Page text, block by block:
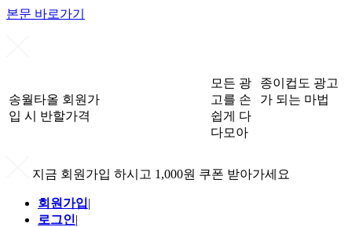
본문 바로가기
송월타올 회원가
입 시 반할가격
모든 광
고를 손
쉽게 다
다모아
종이컵도 광고
가 되는 마법
지금 회원가입 하시고 1,000원 쿠폰 받아가세요
회원가입|
로그인|